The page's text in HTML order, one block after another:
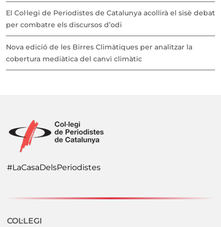
El Col·legi de Periodistes de Catalunya acollirà el sisè debat
per combatre els discursos d’odi
Nova edició de les Birres Climàtiques per analitzar la
cobertura mediàtica del canvi climàtic
#LaCasaDelsPeriodistes
Navegació secundaria
COL·LEGI